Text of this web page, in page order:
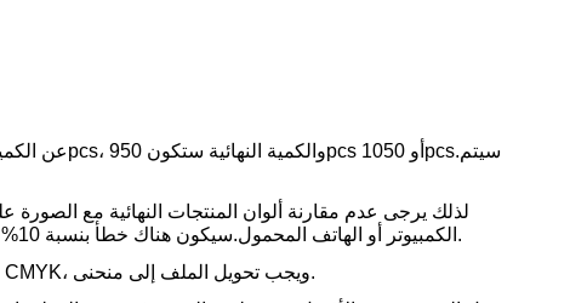
الكمبيوتر أو الهاتف المحمول. سيكون هناك خطأ بنسبة 10% في اللون. إذا كان لديك متطلبات صارمة حول الألوان، يرجى الاتصال بنا مسبقا.
حول تنسيق العمل الفني للتصميم، نحن نقبل فقط تنسيق PDF/AI/PSD بألوان CMYK، ويجب تحويل الملف إلى منحنى.